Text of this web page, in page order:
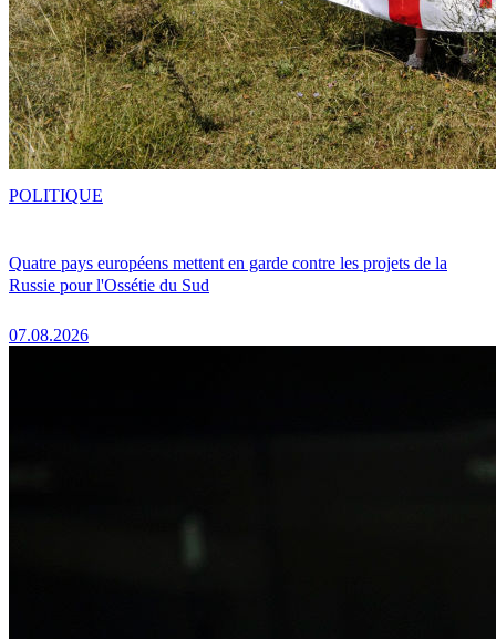
Quatre pays européens mettent en garde contre les projets de la
Russie pour l'Ossétie du Sud
07.08.2026
POLITIQUE